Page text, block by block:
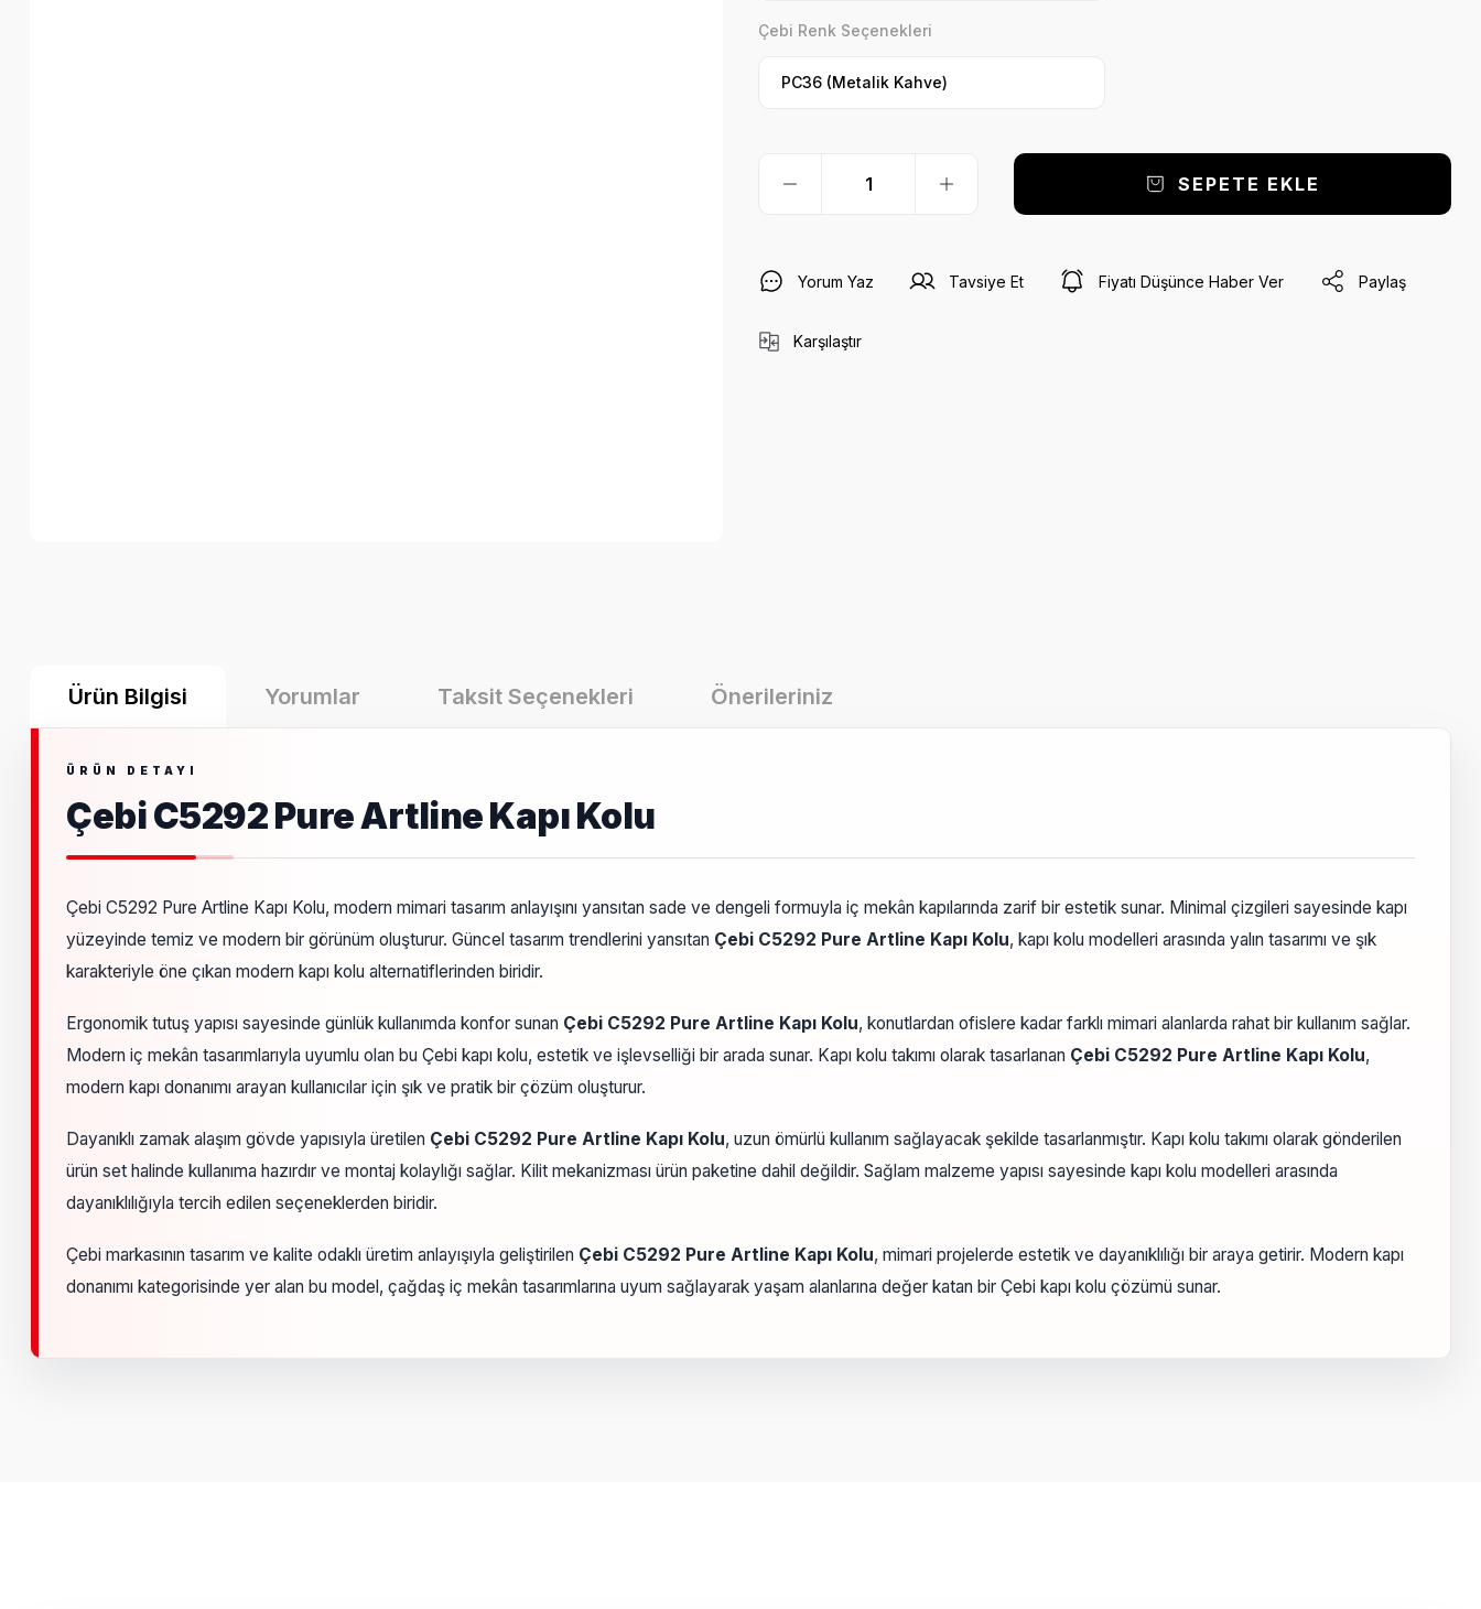
Çebi Renk Seçenekleri
SEPETE EKLE
Yorum Yaz Tavsiye Et Fiyatı Düşünce Haber Ver Paylaş
Karşılaştır
Ürün Bilgisi Yorumlar Taksit Seçenekleri Önerileriniz
Çebi C5292 Pure Artline Kapı Kolu
Çebi C5292 Pure Artline Kapı Kolu, modern mimari tasarım anlayışını yansıtan sade ve dengeli formuyla iç mekân kapılarında zarif bir estetik sunar. Minimal çizgileri sayesinde kapı
yüzeyinde temiz ve modern bir görünüm oluşturur. Güncel tasarım trendlerini yansıtan Çebi C5292 Pure Artline Kapı Kolu, kapı kolu modelleri arasında yalın tasarımı ve şık
karakteriyle öne çıkan modern kapı kolu alternatiflerinden biridir.
Ergonomik tutuş yapısı sayesinde günlük kullanımda konfor sunan Çebi C5292 Pure Artline Kapı Kolu, konutlardan ofislere kadar farklı mimari alanlarda rahat bir kullanım sağlar.
Modern iç mekân tasarımlarıyla uyumlu olan bu Çebi kapı kolu, estetik ve işlevselliği bir arada sunar. Kapı kolu takımı olarak tasarlanan Çebi C5292 Pure Artline Kapı Kolu,
modern kapı donanımı arayan kullanıcılar için şık ve pratik bir çözüm oluşturur.
Dayanıklı zamak alaşım gövde yapısıyla üretilen Çebi C5292 Pure Artline Kapı Kolu, uzun ömürlü kullanım sağlayacak şekilde tasarlanmıştır. Kapı kolu takımı olarak gönderilen
ürün set halinde kullanıma hazırdır ve montaj kolaylığı sağlar. Kilit mekanizması ürün paketine dahil değildir. Sağlam malzeme yapısı sayesinde kapı kolu modelleri arasında
dayanıklılığıyla tercih edilen seçeneklerden biridir.
Çebi markasının tasarım ve kalite odaklı üretim anlayışıyla geliştirilen Çebi C5292 Pure Artline Kapı Kolu, mimari projelerde estetik ve dayanıklılığı bir araya getirir. Modern kapı
donanımı kategorisinde yer alan bu model, çağdaş iç mekân tasarımlarına uyum sağlayarak yaşam alanlarına değer katan bir Çebi kapı kolu çözümü sunar.